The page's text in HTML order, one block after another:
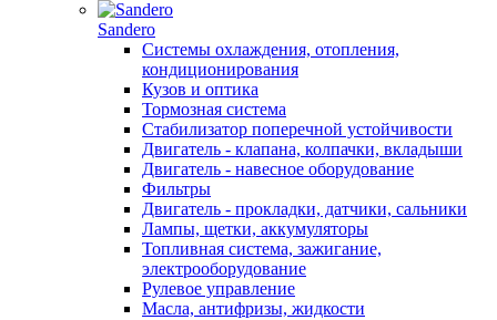
Sandero
Системы охлаждения, отопления,
кондиционирования
Кузов и оптика
Тормозная система
Стабилизатор поперечной устойчивости
Двигатель - клапана, колпачки, вкладыши
Двигатель - навесное оборудование
Фильтры
Двигатель - прокладки, датчики, сальники
Лампы, щетки, аккумуляторы
Топливная система, зажигание,
электрооборудование
Рулевое управление
Масла, антифризы, жидкости